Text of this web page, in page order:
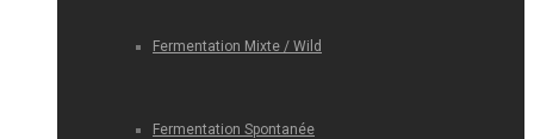
Fermentation Mixte / Wild
Fermentation Spontanée